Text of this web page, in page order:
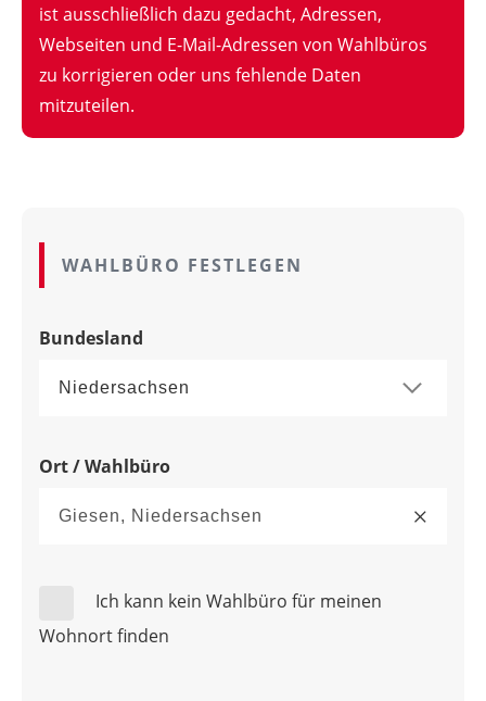
ist ausschließlich dazu gedacht, Adressen,
Webseiten und E-Mail-Adressen von Wahlbüros
zu korrigieren oder uns fehlende Daten
mitzuteilen.
WAHLBÜRO FESTLEGEN
Bundesland
Ort / Wahlbüro
Ich kann kein Wahlbüro für meinen
Wohnort finden